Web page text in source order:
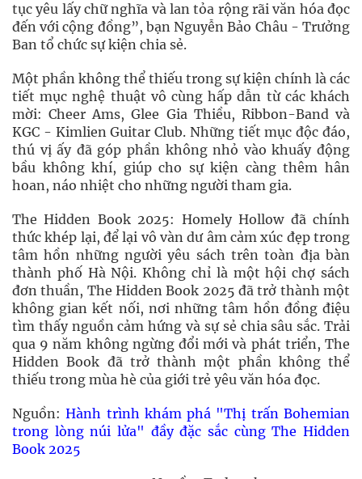
tục yêu lấy chữ nghĩa và lan tỏa rộng rãi văn hóa đọc
đến với cộng đồng”, bạn Nguyễn Bảo Châu - Trưởng
Ban tổ chức sự kiện chia sẻ.
Một phần không thể thiếu trong sự kiện chính là các
tiết mục nghệ thuật vô cùng hấp dẫn từ các khách
mời: Cheer Ams, Glee Gia Thiều, Ribbon-Band và
KGC - Kimlien Guitar Club. Những tiết mục độc đáo,
thú vị ấy đã góp phần không nhỏ vào khuấy động
bầu không khí, giúp cho sự kiện càng thêm hân
hoan, náo nhiệt cho những người tham gia.
The Hidden Book 2025: Homely Hollow đã chính
thức khép lại, để lại vô vàn dư âm cảm xúc đẹp trong
tâm hồn những người yêu sách trên toàn địa bàn
thành phố Hà Nội. Không chỉ là một hội chợ sách
đơn thuần, The Hidden Book 2025 đã trở thành một
không gian kết nối, nơi những tâm hồn đồng điệu
tìm thấy nguồn cảm hứng và sự sẻ chia sâu sắc. Trải
qua 9 năm không ngừng đổi mới và phát triển, The
Hidden Book đã trở thành một phần không thể
thiếu trong mùa hè của giới trẻ yêu văn hóa đọc.
Nguồn:Hành trình khám phá "Thị trấn Bohemian
trong lòng núi lửa" đầy đặc sắc cùng The Hidden
Book 2025